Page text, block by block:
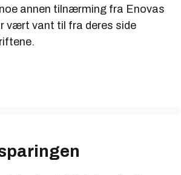
annen tilnærming fra Enovas
vært vant til fra deres side